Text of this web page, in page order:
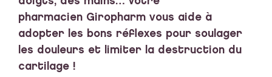
pharmacien Giropharm vous aide à
adopter les bons réflexes pour soulager
les douleurs et limiter la destruction du
cartilage !